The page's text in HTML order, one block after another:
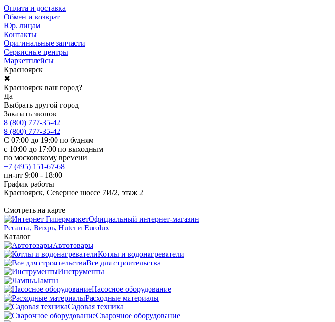
Оплата и доставка
Обмен и возврат
Юр. лицам
Контакты
Оригинальные запчасти
Сервисные центры
Маркетплейсы
Красноярск
✖
Красноярск ваш город?
Да
Выбрать другой город
Заказать звонок
8 (800) 777-35-42
8 (800) 777-35-42
С 07:00 до 19:00 по будням
с 10:00 до 17:00 по выходным
по московскому времени
+7 (495) 151-67-68
пн-пт 9:00 - 18:00
График работы
Красноярск, Северное шоссе 7И/2, этаж 2
Смотреть на карте
Официальный интернет-магазин
Ресанта, Вихрь, Huter и Eurolux
Каталог
Автотовары
Котлы и водонагреватели
Все для строительства
Инструменты
Лампы
Насосное оборудование
Расходные материалы
Садовая техника
Сварочное оборудование